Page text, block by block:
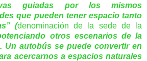
guiadas por los mismos
que pueden tener espacio tanto
(denominación de la sede de la
otros escenarios de la
Un autobús se puede convertir en
acercarnos a espacios naturales